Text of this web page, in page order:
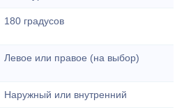
180 градусов
Левое или правое (на выбор)
Наружный или внутренний